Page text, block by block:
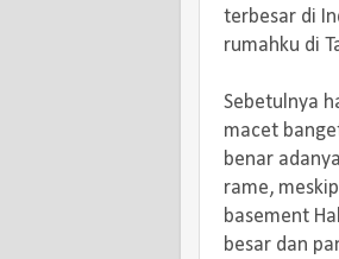
terbesar di
rumahku di
Sebetulnya
macet
benar
rame,
basement
besar dan